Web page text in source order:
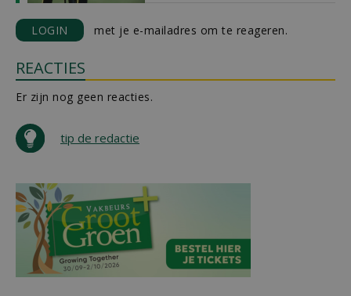
LOGIN met je e-mailadres om te reageren.
REACTIES
Er zijn nog geen reacties.
tip de redactie